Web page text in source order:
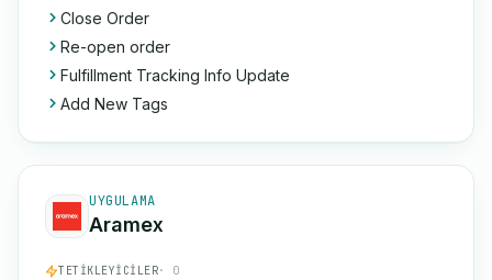
Close Order
Re-open order
Fulfillment Tracking Info Update
Add New Tags
UYGULAMA
Aramex
TETIKLEYICILER· 0